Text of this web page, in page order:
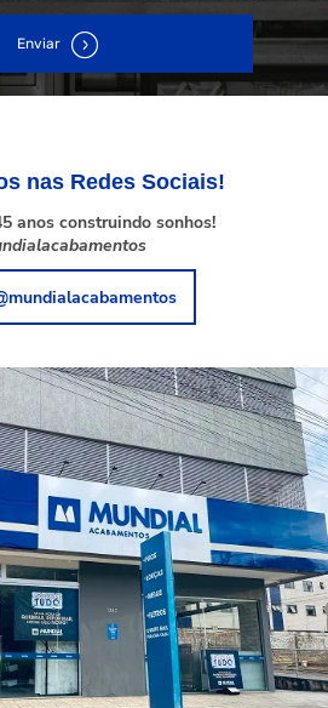
Enviar
nas Redes Sociais!
anos construindo sonhos!